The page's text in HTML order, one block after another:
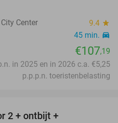
Center 9.4 star
45 min. directions_car
€107,19
in 2025 en in 2026 c.a. €5,25
p.p.p.n. toeristenbelasting
2 + ontbijt +